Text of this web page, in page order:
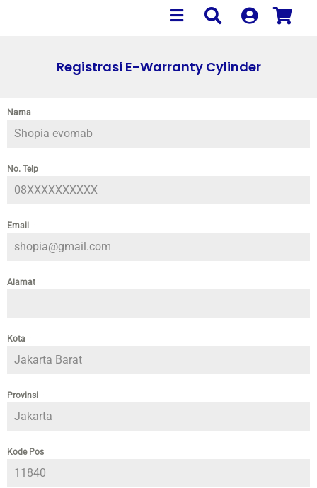
Registrasi E-Warranty Cylinder
Nama
No. Telp
Email
Alamat
Kota
Provinsi
Kode Pos